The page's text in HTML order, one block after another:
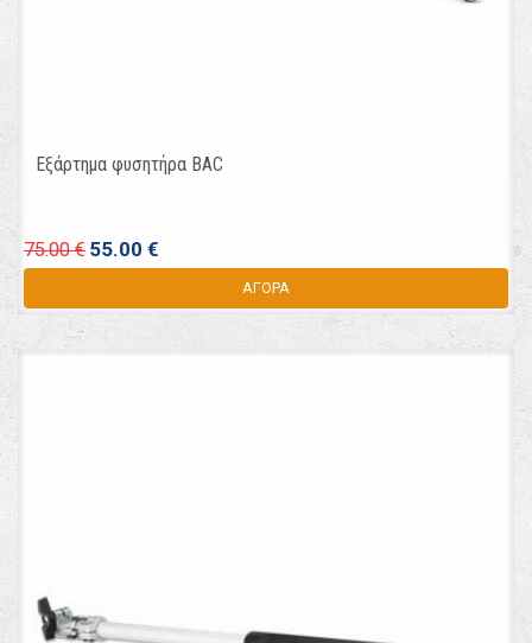
Εξάρτημα φυσητήρα BAC
75.00 € 55.00 €
ΑΓΟΡΑ